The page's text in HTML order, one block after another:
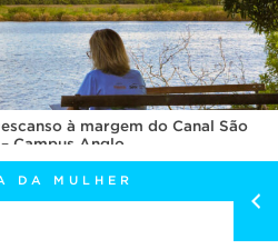
à margem do Canal São
Campus Anglo
DA MULHER